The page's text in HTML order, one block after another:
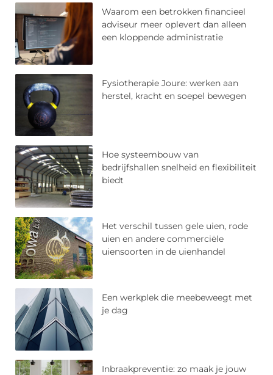
Waarom een betrokken financieel
adviseur meer oplevert dan alleen
een kloppende administratie
Fysiotherapie Joure: werken aan
herstel, kracht en soepel bewegen
Hoe systeembouw van
bedrijfshallen snelheid en flexibiliteit
biedt
Het verschil tussen gele uien, rode
uien en andere commerciële
uiensoorten in de uienhandel
Een werkplek die meebeweegt met
je dag
Inbraakpreventie: zo maak je jouw